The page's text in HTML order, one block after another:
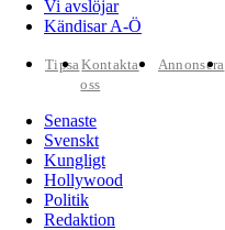
Vi avslöjar
Kändisar A-Ö
TipsaKontakta
oss
Annonsera
Senaste
Svenskt
Kungligt
Hollywood
Politik
Redaktion